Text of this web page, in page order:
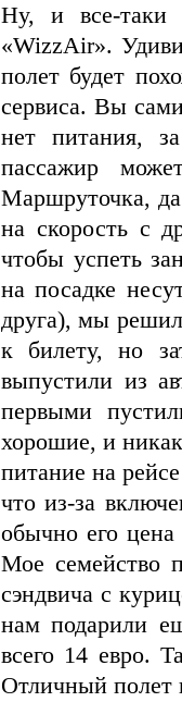
Ну, и все-таки
«WizzAir».
полет будет
сервиса. Вы
нет питания,
пассажир
Маршруточка,
на скорость с
чтобы успеть
на посадке
друга), мы
к билету, но
выпустили из
первыми
хорошие, и
питание на
что из-за
обычно его
Мое семейство
сэндвича с
нам подарили
всего 14 евро.
Отличный полет